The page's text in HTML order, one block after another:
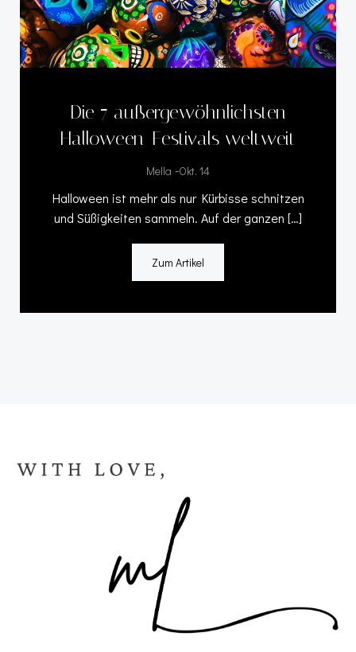
Die 7 außergewöhnlichsten
Halloween-Festivals weltweit
Mella -Okt. 14
Halloween ist mehr als nur Kürbisse schnitzen
und Süßigkeiten sammeln. Auf der ganzen […]
Zum Artikel